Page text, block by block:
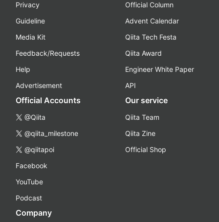
Privacy
Guideline
Media Kit
Feedback/Requests
Help
Advertisement
Official Column
Advent Calendar
Qiita Tech Festa
Qiita Award
Engineer White Paper
API
Official Accounts
@Qiita
@qiita_milestone
@qiitapoi
Facebook
YouTube
Podcast
Our service
Qiita Team
Qiita Zine
Official Shop
Company